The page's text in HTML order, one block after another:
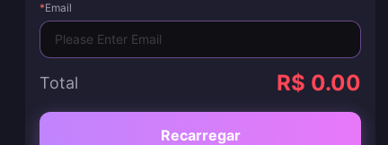
*Email
Total R$ 0.00
Recarregar